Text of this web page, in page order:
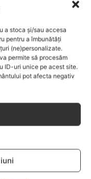
a stoca și/sau accesa
pentru a îmbunătăți
(ne)personalizate.
permite să procesăm
ID-uri unice pe acest site.
pot afecta negativ
unui